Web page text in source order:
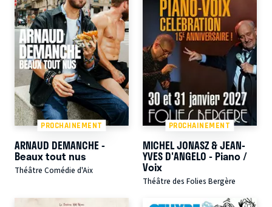
PROCHAINEMENT
ARNAUD DEMANCHE -
Beaux tout nus
Théâtre Comédie d'Aix
PROCHAINEMENT
MICHEL JONASZ & JEAN-
YVES D'ANGELO - Piano /
Voix
Théâtre des Folies Bergère